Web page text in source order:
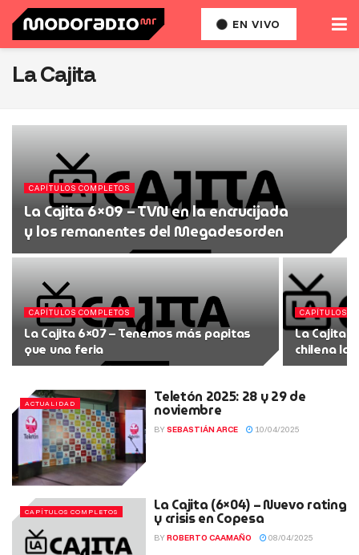
EN VIVO
La Cajita
CAPÍTULOS COMPLETOS
La Cajita 6×09 – TVN en la encrucijada
y los remanentes del Megadesorden
CAPÍTULOS COMPLETOS
La Cajita 6×07 – Tenemos más papitas
que una feria
CAPÍTULOS
La Cajita
chilena
ACTUALIDAD Teletón 2025: 28 y 29 de
noviembre
BY SEBASTIÁN ARCE 10/04/2025
CAPÍTULOS COMPLETOS La Cajita (6×04) – Nuevo rating
y crisis en Copesa
BY ROBERTO CAAMAÑO 08/04/2025